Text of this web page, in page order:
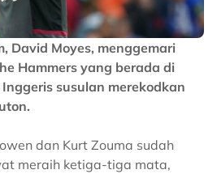
David Moyes, menggemari
Hammers yang berada di
susulan merekodkan
dan Kurt Zouma sudah
meraih ketiga-tiga mata,